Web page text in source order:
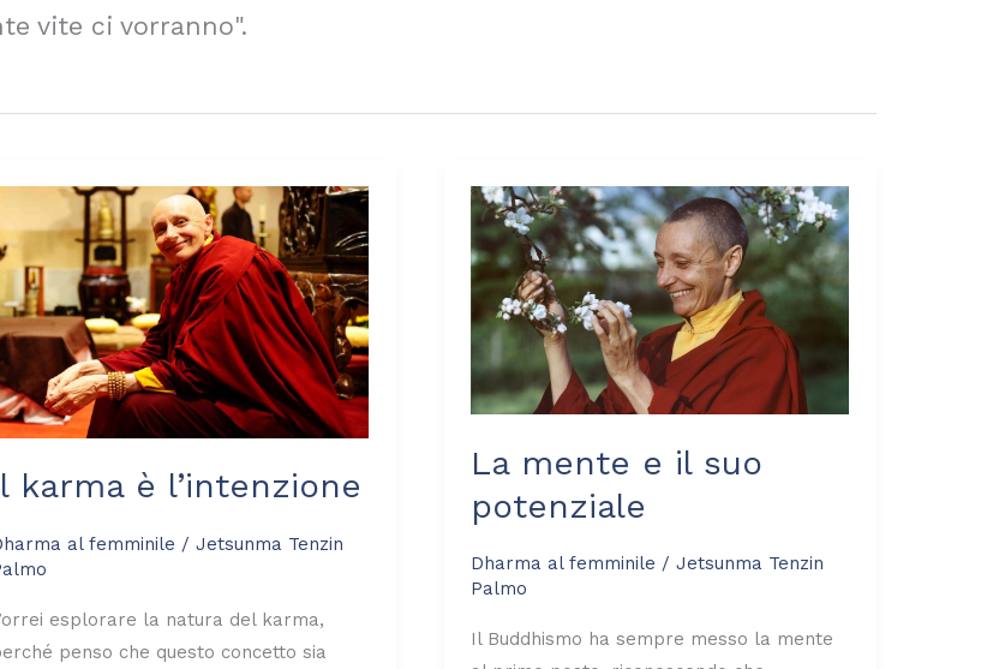
vite ci vorranno".
karma è l’intenzione
al femminile /Jetsunma Tenzin
esplorare la natura del karma,
penso che questo concetto sia
La mente e il suo
potenziale
Dharma al femminile /Jetsunma Tenzin
Palmo
Il Buddhismo ha sempre messo la mente
La
mente
e
il
suo
potenziale